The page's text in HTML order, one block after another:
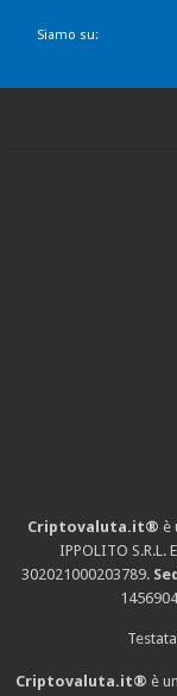
Siamo su:
Criptovaluta.it® è
IPPOLITO
302021000203789.
Criptovaluta.it® è